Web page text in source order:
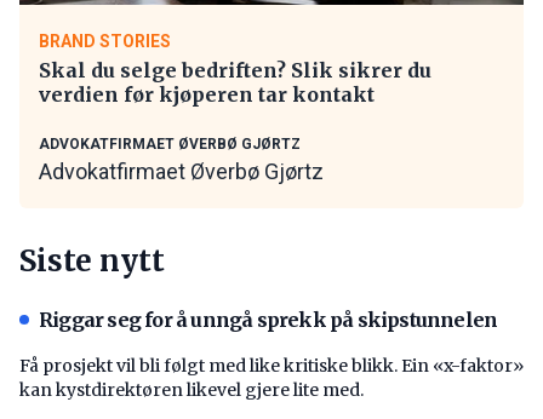
BRAND STORIES
Skal du selge bedriften? Slik sikrer du
verdien før kjøperen tar kontakt
ADVOKATFIRMAET ØVERBØ GJØRTZ
Advokatfirmaet Øverbø Gjørtz
Siste nytt
Riggar seg for å unngå sprekk på skipstunnelen
Få prosjekt vil bli følgt med like kritiske blikk. Ein «x-faktor»
kan kystdirektøren likevel gjere lite med.